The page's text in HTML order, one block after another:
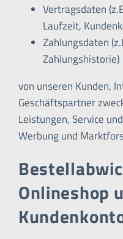
Vertragsdaten
Laufzeit,
Zahlungsdaten
Zahlungshistorie)
von unseren Kunden,
Geschäftspartner
Leistungen, Service
Werbung und
Onlineshop